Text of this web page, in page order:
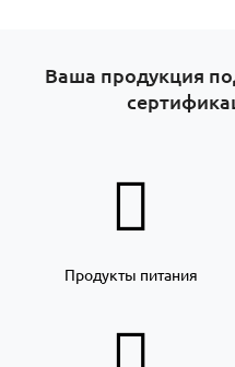
Ваша продукция
Продукты питания